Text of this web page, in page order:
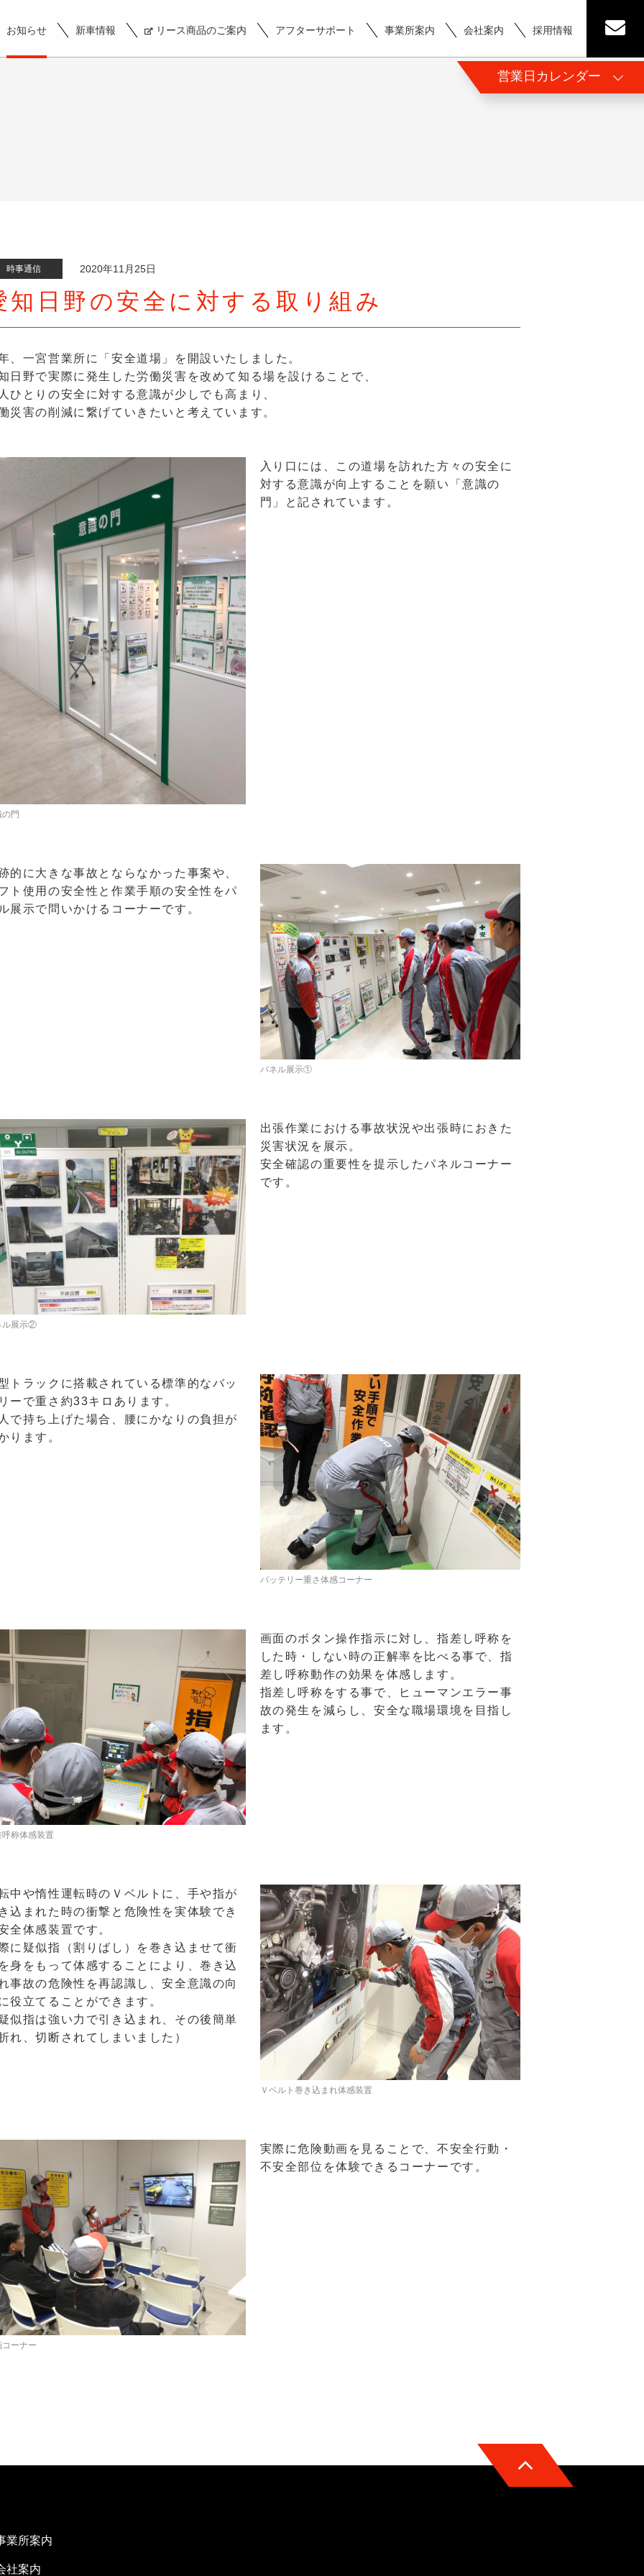
お知らせ 新車情報 リース商品のご案内 アフターサポート 事業所案内 会社案内 採用情報
営業日カレンダー
時事通信 2020年11月25日
知日野の安全に対する取り組み
、一宮営業所に「安全道場」を開設いたしました。
日野で実際に発生した労働災害を改めて知る場を設けることで、
ひとりの安全に対する意識が少しでも高まり、
災害の削減に繋げていきたいと考えています。
門
入り口には、この道場を訪れた方々の安全に
対する意識が向上することを願い「意識の
門」と記されています。
的に大きな事故とならなかった事案や、
ト使用の安全性と作業手順の安全性をパ
展示で問いかけるコーナーです。
パネル展示①
ル展示②
出張作業における事故状況や出張時におきた
災害状況を展示。
安全確認の重要性を提示したパネルコーナー
です。
トラックに搭載されている標準的なバッ
ーで重さ約33キロあります。
で持ち上げた場合、腰にかなりの負担が
ります。
バッテリー重さ体感コーナー
呼称体感装置
画面のボタン操作指示に対し、指差し呼称を
した時・しない時の正解率を比べる事で、指
差し呼称動作の効果を体感します。
指差し呼称をする事で、ヒューマンエラー事
故の発生を減らし、安全な職場環境を目指し
ます。
中や惰性運転時のＶベルトに、手や指が
込まれた時の衝撃と危険性を実体験でき
全体感装置です。
に疑似指（割りばし）を巻き込ませて衝
身をもって体感することにより、巻き込
事故の危険性を再認識し、安全意識の向
に役立てることができます。
疑似指は強い力で引き込まれ、その後簡単
れ、切断されてしまいました）
Ｖベルト巻き込まれ体感装置
コーナー
実際に危険動画を見ることで、不安全行動・
不安全部位を体験できるコーナーです。
業所案内
社案内